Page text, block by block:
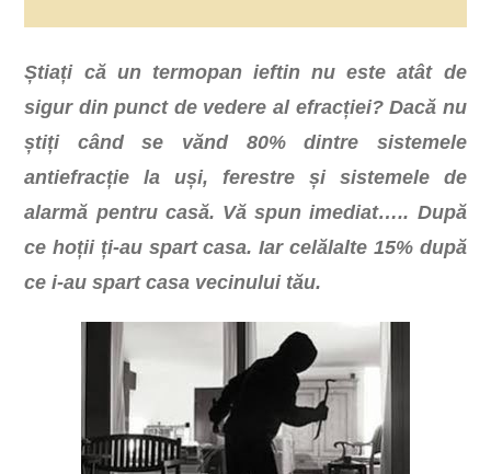
Știați că un termopan ieftin nu este atât de
sigur din punct de vedere al efracției? Dacă nu
știți când se vănd 80% dintre sistemele
antiefracție la uși, ferestre și sistemele de
alarmă pentru casă. Vă spun imediat….. După
ce hoții ți-au spart casa. Iar celălalte 15% după
ce i-au spart casa vecinului tău.